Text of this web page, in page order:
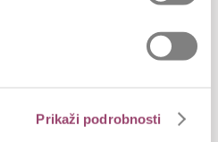
Prikaži podrobnosti
mojim poslanstvom in